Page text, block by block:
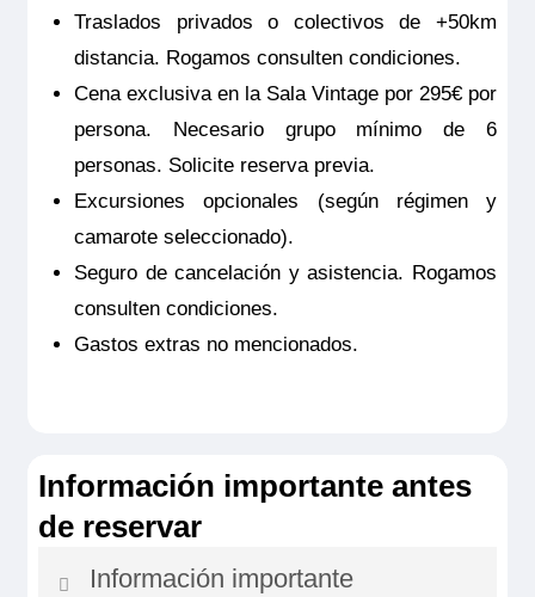
Traslados privados o colectivos de +50km
distancia. Rogamos consulten condiciones.
Cena exclusiva en la Sala Vintage por 295€ por
persona. Necesario grupo mínimo de 6
personas. Solicite reserva previa.
Excursiones opcionales (según régimen y
camarote seleccionado).
Seguro de cancelación y asistencia. Rogamos
consulten condiciones.
Gastos extras no mencionados.
Información importante antes
de reservar
Información importante